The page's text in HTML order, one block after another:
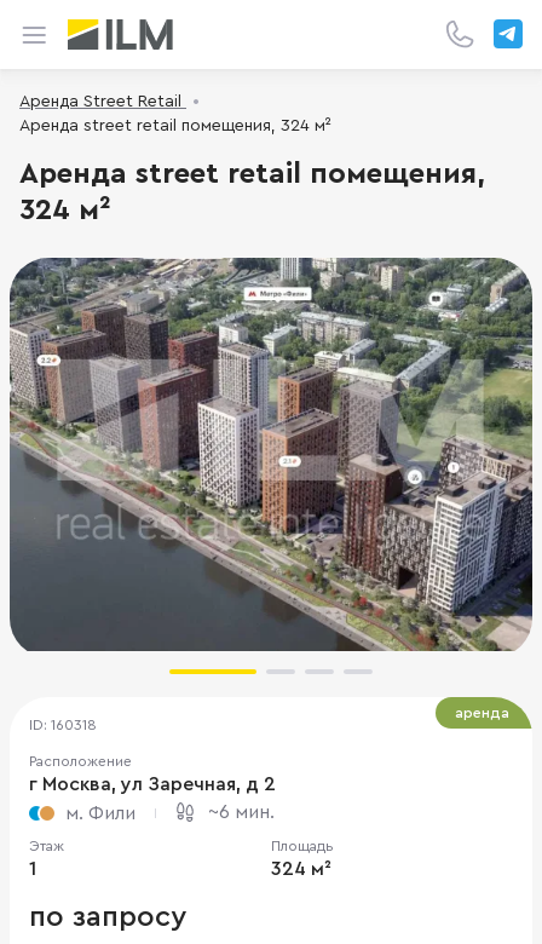
Аренда Street Retail
Аренда street retail помещения, 324 м²
Аренда street retail помещения,
324 м²
ID: 160318
Расположение
г Москва, ул Заречная, д 2
м. Фили
~6 мин.
Этаж
1
Площадь
324 м²
по запросу
аренда